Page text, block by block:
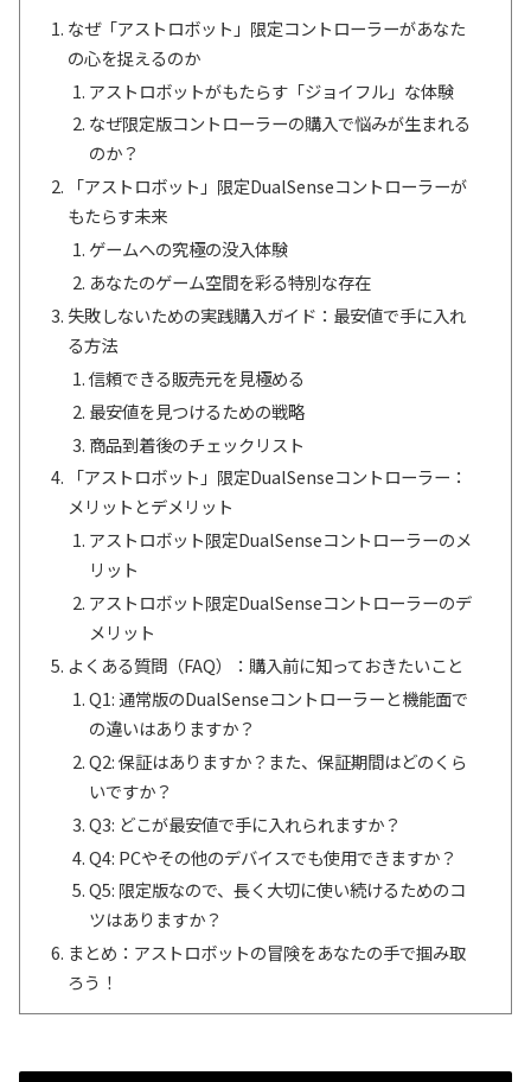
なぜ「アストロボット」限定コントローラーがあなた
の心を捉えるのか
アストロボットがもたらす「ジョイフル」な体験
なぜ限定版コントローラーの購入で悩みが生まれる
のか？
「アストロボット」限定DualSenseコントローラーが
もたらす未来
ゲームへの究極の没入体験
あなたのゲーム空間を彩る特別な存在
失敗しないための実践購入ガイド：最安値で手に入れ
る方法
信頼できる販売元を見極める
最安値を見つけるための戦略
商品到着後のチェックリスト
「アストロボット」限定DualSenseコントローラー：
メリットとデメリット
アストロボット限定DualSenseコントローラーのメ
リット
アストロボット限定DualSenseコントローラーのデ
メリット
よくある質問（FAQ）：購入前に知っておきたいこと
Q1: 通常版のDualSenseコントローラーと機能面で
の違いはありますか？
Q2: 保証はありますか？また、保証期間はどのくら
いですか？
Q3: どこが最安値で手に入れられますか？
Q4: PCやその他のデバイスでも使用できますか？
Q5: 限定版なので、長く大切に使い続けるためのコ
ツはありますか？
まとめ：アストロボットの冒険をあなたの手で掴み取
ろう！